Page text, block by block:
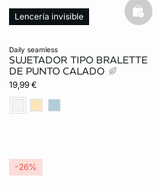
daily seamless
SUJETADOR TIPO BRALETTE
DE PUNTO CALADO
19,99 €
Lencería invisible
-26%